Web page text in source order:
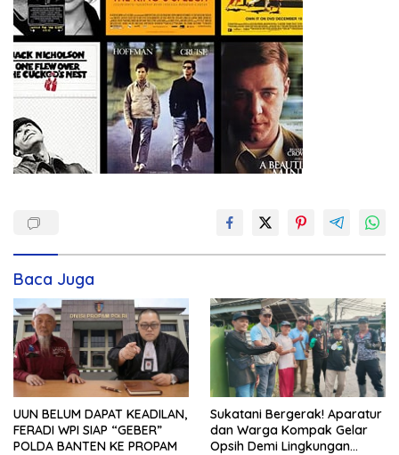
Baca Juga
UUN BELUM DAPAT KEADILAN,
FERADI WPI SIAP “GEBER”
POLDA BANTEN KE PROPAM
Sukatani Bergerak! Aparatur
dan Warga Kompak Gelar
Opsih Demi Lingkungan